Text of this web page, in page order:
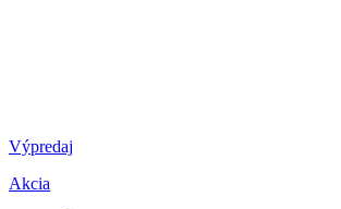
Výpredaj
Akcia